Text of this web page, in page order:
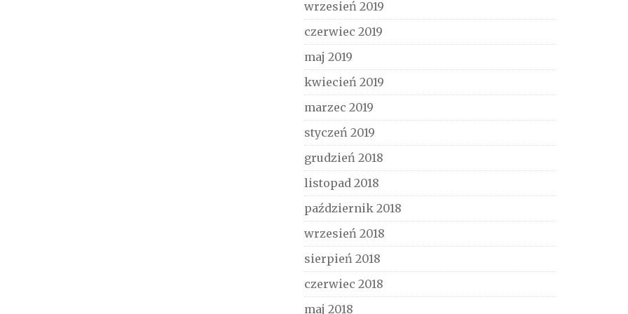
wrzesień 2019
czerwiec 2019
maj 2019
kwiecień 2019
marzec 2019
styczeń 2019
grudzień 2018
listopad 2018
październik 2018
wrzesień 2018
sierpień 2018
czerwiec 2018
maj 2018